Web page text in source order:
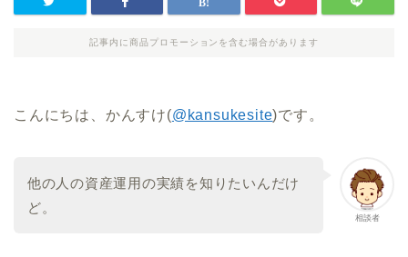
記事内に商品プロモーションを含む場合があります
こんにちは、かんすけ(@kansukesite)です。
相談者
他の人の資産運用の実績を知りたいんだけ
ど。